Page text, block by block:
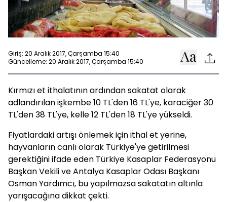
Giriş: 20 Aralık 2017, Çarşamba 15:40
Güncelleme: 20 Aralık 2017, Çarşamba 15:40
Kırmızı et ithalatının ardından sakatat olarak
adlandırılan işkembe 10 TL'den 16 TL'ye, karaciğer 30
TL'den 38 TL'ye, kelle 12 TL'den 18 TL'ye yükseldi.
Fiyatlardaki artışı önlemek için ithal et yerine,
hayvanların canlı olarak Türkiye'ye getirilmesi
gerektiğini ifade eden Türkiye Kasaplar Federasyonu
Başkan Vekili ve Antalya Kasaplar Odası Başkanı
Osman Yardımcı, bu yapılmazsa sakatatın altınla
yarışacağına dikkat çekti.